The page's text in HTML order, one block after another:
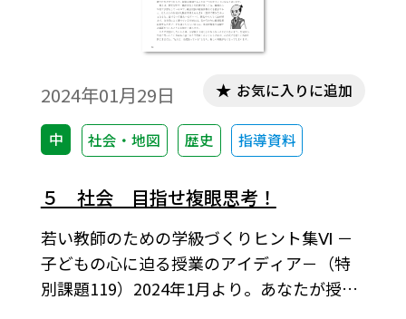
2024年01月29日
中 社会・地図 歴史 指導資料
お気に入りに追加
５ 社会 目指せ複眼思考！
若い教師のための学級づくりヒント集Ⅵ －
子どもの心に迫る授業のアイディア－（特
別課題119）2024年1月より。あなたが授業